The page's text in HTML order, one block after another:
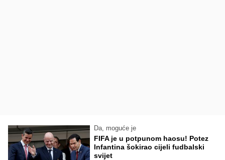
Da, moguće je
FIFA je u potpunom haosu! Potez
Infantina šokirao cijeli fudbalski
svijet